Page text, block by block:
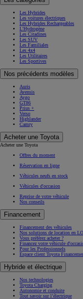
Les Hybrides
Les voitures électriques
Les Hybrides Rechargeables
L'Hydrogène
Les Citadines
Les SUV
Les Familiales
Les 4x4
Les Utilitaires
Les Sportives
Nos précédents modèles
Auris
Avensis
Aygo
GT86
Prius +
Verso
Highlander
Camry
Acheter une Toyota
Acheter une Toyota
Offres du moment
Réservation en ligne
Véhicules neufs en stock
Véhicules d'occasion
Reprise de votre véhicule
Nos conseils
Financement
Financement des véhicules
Nos solutions de location en
Vous préférez acheter ?
Financez votre véhicule
Pour les Professionnels
Espace client Toyota
Hybride et électrique
Nos technologies
Toyota Charging
Autonomie et conduite
Tout savoir sur l’électrique